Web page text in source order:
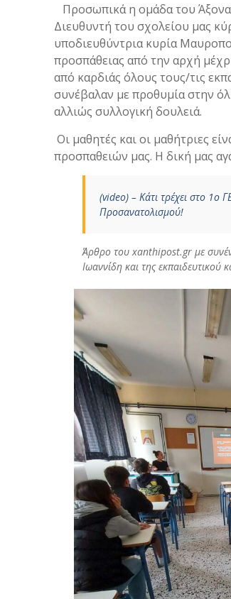
Προσωπικά η ομάδα του
Διευθυντή του σχολείου μας
υποδιευθύντρια κυρία
προσπάθειας από την αρχή
από καρδιάς όλους τους/τις
συνέβαλαν με προθυμία στην
αλλιώς συλλογική δουλειά.
Οι μαθητές και οι μαθήτριες
προσπαθειών μας. Η δική μας
(video) – Κάτι τρέχει στο 1ο
Προσανατολισμού!
Άρθρο του xanthipost.gr με
Ιωαννίδη και της εκπαιδευτικού